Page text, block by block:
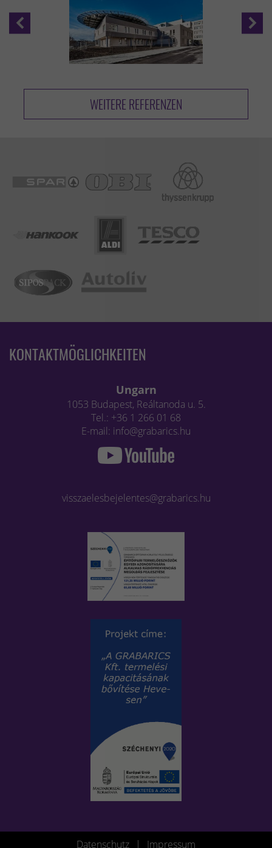
WEITERE REFERENZEN
KONTAKTMÖGLICHKEITEN
Ungarn
1053 Budapest, Reáltanoda u. 5.
Tel.: +36 1 266 01 68
E-mail: info@grabarics.hu
visszaelesbejelentes@grabarics.hu
Datenschutz | Impressum